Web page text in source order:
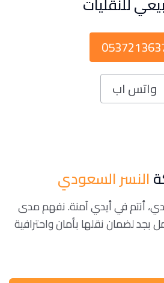
واتس اب
النسر السعودي
أنتم في أيدي آمنة. نفهم مدى
بجد لضمان نقلها بأمان واحترافية